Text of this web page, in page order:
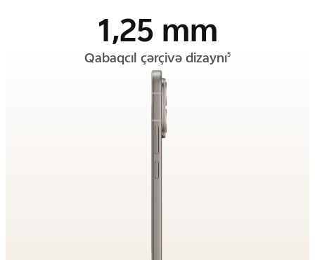
1,25 mm
Qabaqcıl çərçivə dizaynı5